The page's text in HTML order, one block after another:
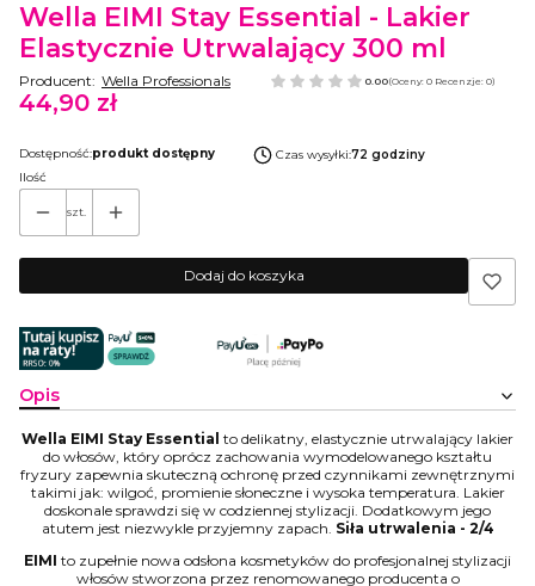
Wella EIMI Stay Essential - Lakier
Elastycznie Utrwalający 300 ml
Producent: Wella Professionals 0.00(Oceny: 0 Recenzje: 0)
Cena
44,90 zł
Dostępność:produkt dostępny Czas wysyłki:72 godziny
Ilość
szt.
Dodaj do koszyka
Opis
Wella EIMI Stay Essential to delikatny, elastycznie utrwalający lakier
do włosów, który oprócz zachowania wymodelowanego kształtu
fryzury zapewnia skuteczną ochronę przed czynnikami zewnętrznymi
takimi jak: wilgoć, promienie słoneczne i wysoka temperatura. Lakier
doskonale sprawdzi się w codziennej stylizacji. Dodatkowym jego
atutem jest niezwykle przyjemny zapach. Siła utrwalenia - 2/4
EIMI to zupełnie nowa odsłona kosmetyków do profesjonalnej stylizacji
włosów stworzona przez renomowanego producenta o